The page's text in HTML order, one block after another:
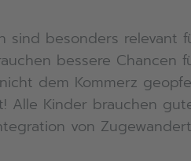
sind besonders
bessere Chancen
dem Kommerz
Alle Kinder brauchen
von